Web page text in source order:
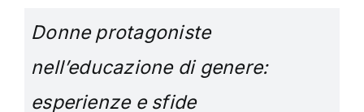
Donne protagoniste
nell’educazione di genere:
esperienze e sfide